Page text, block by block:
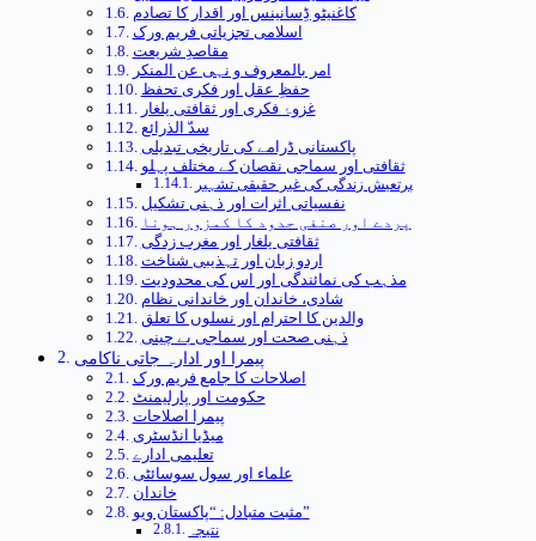
کاغنیٹو ڈِسانینس اور اقدار کا تصادم
اسلامی تجزیاتی فریم ورک
مقاصدِ شریعت
امر بالمعروف و نہی عن المنکر
حفظِ عقل اور فکری تحفظ
غزوۂ فکری اور ثقافتی یلغار
سدّ الذرائع
پاکستانی ڈرامے کی تاریخی تبدیلی
ثقافتی اور سماجی نقصان کے مختلف پہلو
پرتعیش زندگی کی غیر حقیقی تشہیر
نفسیاتی اثرات اور ذہنی تشکیل
پردے اور صنفی حدود کا کمزور ہونا
ثقافتی یلغار اور مغرب زدگی
اردو زبان اور تہذیبی شناخت
مذہب کی نمائندگی اور اس کی محدودیت
شادی، خاندان اور خاندانی نظام
والدین کا احترام اور نسلوں کا تعلق
ذہنی صحت اور سماجی بے چینی
پیمرا اور ادارہ جاتی ناکامی
اصلاحات کا جامع فریم ورک
حکومت اور پارلیمنٹ
پیمرا اصلاحات
میڈیا انڈسٹری
تعلیمی ادارے
علماء اور سول سوسائٹی
خاندان
مثبت متبادل: “پاکستان ویو”
نتیجہ